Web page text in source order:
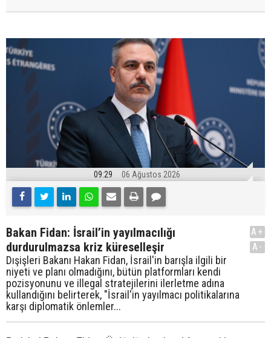
09:29 06 Ağustos 2026
Bakan Fidan: İsrail’in yayılmacılığı
durdurulmazsa kriz küreselleşir
Dışişleri Bakanı Hakan Fidan, İsrail'in barışla ilgili bir
niyeti ve planı olmadığını, bütün platformları kendi
pozisyonunu ve illegal stratejilerini ilerletme adına
kullandığını belirterek, "İsrail'in yayılmacı politikalarına
karşı diplomatik önlemler...
A+
A-